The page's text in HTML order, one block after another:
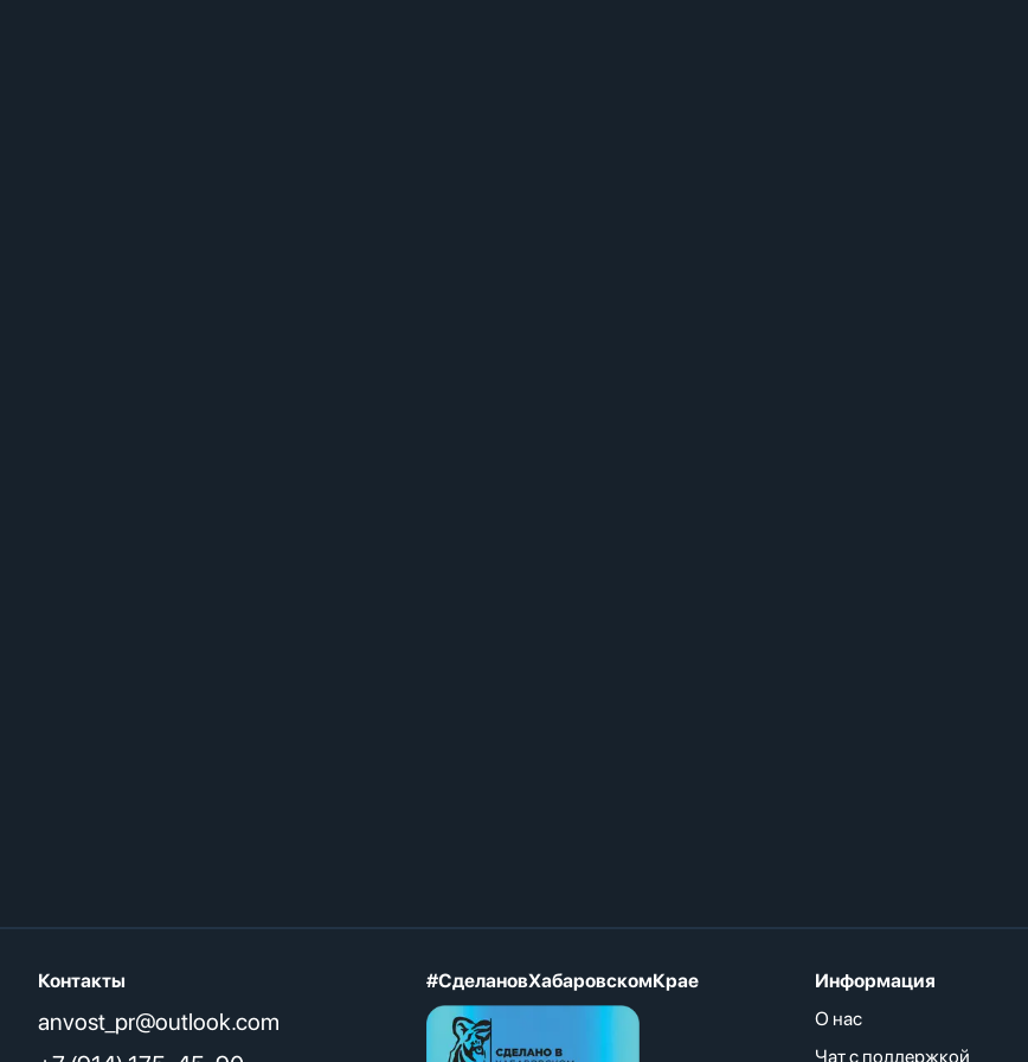
Контакты
anvost_pr@outlook.com
#СделановХабаровскомКрае
Информация
О нас
Чат с поддержкой